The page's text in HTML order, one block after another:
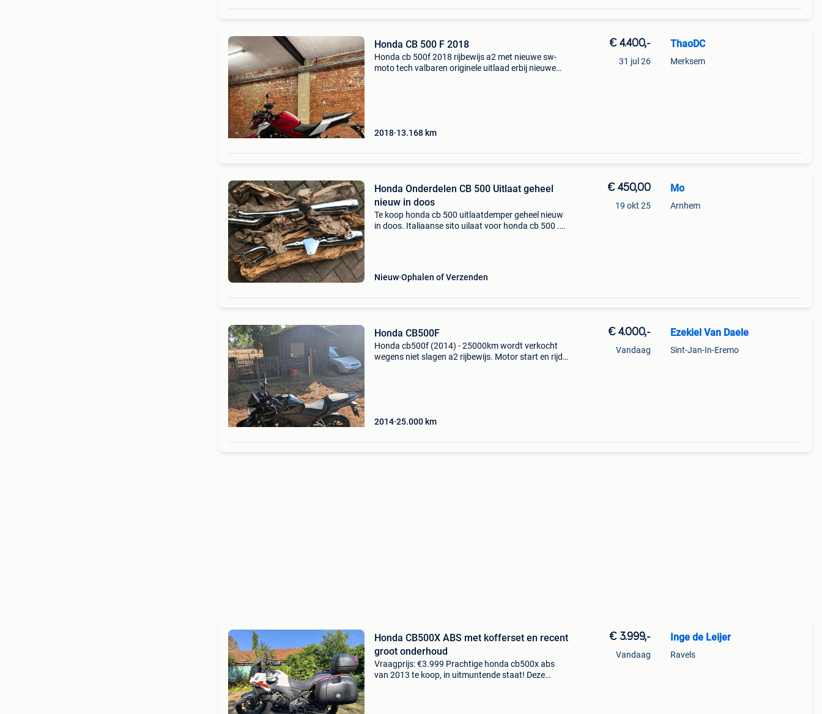
Honda CB 500 F 2018
Honda cb 500f 2018 rijbewijs a2 met nieuwe sw-
moto tech valbaren originele uitlaad erbij nieuwe
2018 13.168 km
€ 4.400,-
31 jul 26
ThaoDC
Merksem
Honda Onderdelen CB 500 Uitlaat geheel
nieuw in doos
Te koop honda cb 500 uitlaatdemper geheel nieuw
in doos. Italiaanse sito uilaat voor honda cb 500 .
Nieuw Ophalen of Verzenden
€ 450,00
19 okt 25
Mo
Arnhem
Honda CB500F
Honda cb500f (2014) - 25000km wordt verkocht
wegens niet slagen a2 rijbewijs. Motor start en rijdt
2014 25.000 km
€ 4.000,-
Vandaag
Ezekiel Van Daele
Sint-Jan-In-Eremo
Honda CB500X ABS met kofferset en recent
groot onderhoud
Vraagprijs: €3.999 Prachtige honda cb500x abs
van 2013 te koop, in uitmuntende staat! Deze
€ 3.999,-
Vandaag
Inge de Leijer
Ravels